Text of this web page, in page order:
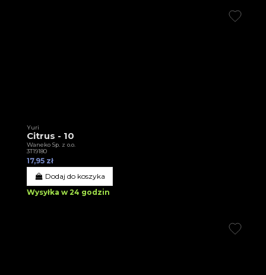
Yuri
Citrus - 10
Waneko Sp. z o.o.
3T19180
17,95 zł
Dodaj do koszyka
Wysyłka w 24 godzin